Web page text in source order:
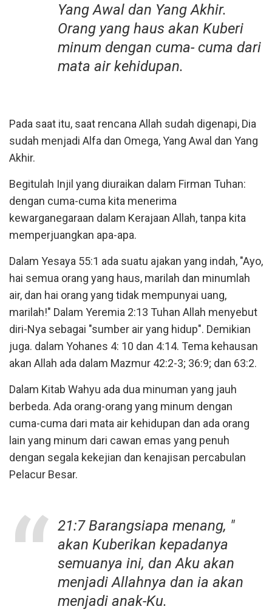
Yang Awal dan Yang Akhir.
Orang yang haus akan Kuberi
minum dengan cuma- cuma dari
mata air kehidupan.
Pada saat itu, saat rencana Allah sudah digenapi, Dia
sudah menjadi Alfa dan Omega, Yang Awal dan Yang
Akhir.
Begitulah Injil yang diuraikan dalam Firman Tuhan:
dengan cuma-cuma kita menerima
kewarganegaraan dalam Kerajaan Allah, tanpa kita
memperjuangkan apa-apa.
Dalam Yesaya 55:1 ada suatu ajakan yang indah, "Ayo,
hai semua orang yang haus, marilah dan minumlah
air, dan hai orang yang tidak mempunyai uang,
marilah!" Dalam Yeremia 2:13 Tuhan Allah menyebut
diri-Nya sebagai "sumber air yang hidup". Demikian
juga. dalam Yohanes 4: 10 dan 4:14. Tema kehausan
akan Allah ada dalam Mazmur 42:2-3; 36:9; dan 63:2.
Dalam Kitab Wahyu ada dua minuman yang jauh
berbeda. Ada orang-orang yang minum dengan
cuma-cuma dari mata air kehidupan dan ada orang
lain yang minum dari cawan emas yang penuh
dengan segala kekejian dan kenajisan percabulan
Pelacur Besar.
21:7 Barangsiapa menang, "
akan Kuberikan kepadanya
semuanya ini, dan Aku akan
menjadi Allahnya dan ia akan
menjadi anak-Ku.